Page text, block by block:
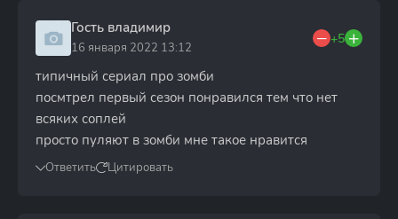
Гость владимир
16 января 2022 13:12
+5
типичный сериал про зомби
посмтрел первый сезон понравился тем что нет
всяких соплей
просто пуляют в зомби мне такое нравится
Ответить Цитировать